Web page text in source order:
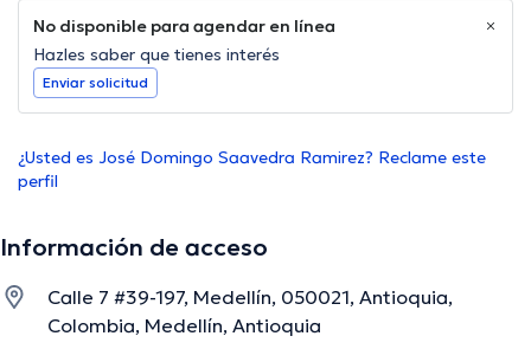
No disponible para agendar en línea
Hazles saber que tienes interés
Enviar solicitud
¿Usted es José Domingo Saavedra Ramirez? Reclame este
perfil
Información de acceso
Calle 7 #39-197, Medellín, 050021, Antioquia,
Colombia, Medellín, Antioquia